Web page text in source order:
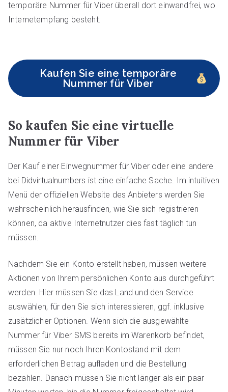
temporäre Nummer für Viber überall dort einwandfrei, wo
Internetempfang besteht.
Kaufen Sie eine temporäre
Nummer für Viber
So kaufen Sie eine virtuelle
Nummer für Viber
Der Kauf einer Einwegnummer für Viber oder eine andere
bei Didvirtualnumbers ist eine einfache Sache. Im intuitiven
Menü der offiziellen Website des Anbieters werden Sie
wahrscheinlich herausfinden, wie Sie sich registrieren
können, da aktive Internetnutzer dies fast täglich tun
müssen.
Nachdem Sie ein Konto erstellt haben, müssen weitere
Aktionen von Ihrem persönlichen Konto aus durchgeführt
werden. Hier müssen Sie das Land und den Service
auswählen, für den Sie sich interessieren, ggf. inklusive
zusätzlicher Optionen. Wenn sich die ausgewählte
Nummer für Viber SMS bereits im Warenkorb befindet,
müssen Sie nur noch Ihren Kontostand mit dem
erforderlichen Betrag aufladen und die Bestellung
bezahlen. Danach müssen Sie nicht länger als ein paar